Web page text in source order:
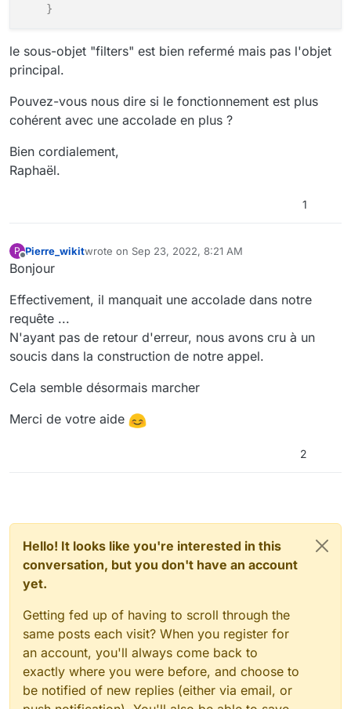
}
le sous-objet "filters" est bien refermé mais pas l'objet
principal.
Pouvez-vous nous dire si le fonctionnement est plus
cohérent avec une accolade en plus ?
Bien cordialement,
Raphaël.
1
P
Offline
Pierre_wikitwrote on Sep 23, 2022, 8:21 AM
last edited by
Bonjour
Effectivement, il manquait une accolade dans notre
requête ...
N'ayant pas de retour d'erreur, nous avons cru à un
soucis dans la construction de notre appel.
Cela semble désormais marcher
Merci de votre aide
2
Hello! It looks like you're interested in this
conversation, but you don't have an account
yet.
Getting fed up of having to scroll through the
same posts each visit? When you register for
an account, you'll always come back to
exactly where you were before, and choose to
be notified of new replies (either via email, or